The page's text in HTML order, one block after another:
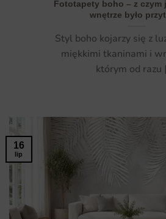
Fototapety boho – z czym
wnętrze było
Styl boho kojarzy się z
miękkimi tkaninami i
którym od razu
16
lip